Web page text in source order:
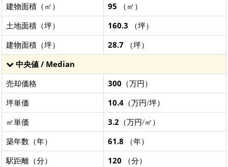
建物面積（㎡）
95 （㎡）
土地面積（坪）
160.3 （坪）
建物面積（坪）
28.7 （坪）
中央値 / Median
売却価格
300 （万円）
坪単価
10.4 （万円/坪）
㎡単価
3.2 （万円/㎡）
築年数（年）
61.8 （年）
駅距離（分）
120 （分）